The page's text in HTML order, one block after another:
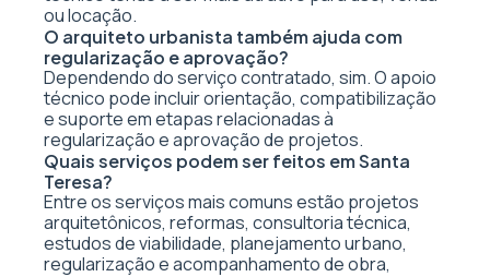
ou locação.
O arquiteto urbanista também ajuda com
regularização e aprovação?
Dependendo do serviço contratado, sim. O apoio
técnico pode incluir orientação, compatibilização
e suporte em etapas relacionadas à
regularização e aprovação de projetos.
Quais serviços podem ser feitos em Santa
Teresa?
Entre os serviços mais comuns estão projetos
arquitetônicos, reformas, consultoria técnica,
estudos de viabilidade, planejamento urbano,
regularização e acompanhamento de obra,